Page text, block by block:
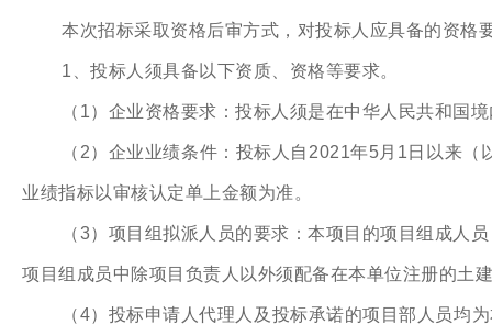
本次招标采取资格后审方式，对投标人应具备的资格
1、投标人须具备以下资质、资格等要求。
（1）企业资格要求：投标人须是在中华人民共和国
（2）企业业绩条件：投标人自2021年5月1日以来
业绩指标以审核认定单上金额为准。
（3）项目组拟派人员的要求：本项目的项目组成人
项目组成员中除项目负责人以外须配备在本单位注册的土
（4）投标申请人代理人及投标承诺的项目部人员均